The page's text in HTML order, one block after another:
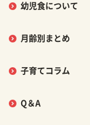
幼児食について
月齢別まとめ
子育てコラム
Q＆A